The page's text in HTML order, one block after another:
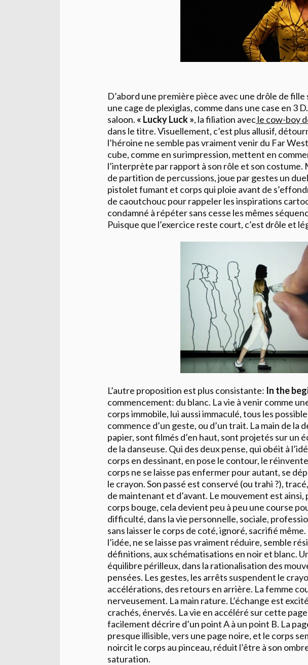
D’abord une première pièce avec une drôle de fille
une cage de plexiglas, comme dans une case en 3
saloon. « Lucky Luck », la filiation avecle cow-boy
dans le titre. Visuellement, c’est plus allusif,
l’héroine ne semble pas vraiment venir du Far
cube, comme en surimpression, mettent en
l’interprète par rapport à son rôle et son costume.
de partition de percussions, joue par gestes un
pistolet fumant et corps qui ploie avant de
de caoutchouc pour rappeler les inspirations
condamné à répéter sans cesse les mêmes
Puisque que l’exercice reste court, c’est drôle et
L’autre proposition est plus consistante: In the
commencement: du blanc. La vie à venir comme
corps immobile, lui aussi immaculé, tous les
commence d’un geste, ou d’un trait. La main de la
papier, sont filmés d’en haut, sont projetés sur un
de la danseuse. Qui des deux pense, qui obéit à
corps en dessinant, en pose le contour, le
corps ne se laisse pas enfermer pour autant, se
le crayon. Son passé est conservé (ou trahi ?),
de maintenant et d’avant. Le mouvement est ainsi,
corps bouge, cela devient peu à peu une course
difficulté, dans la vie personnelle, sociale,
sans laisser le corps de coté, ignoré, sacrifié
l’idée, ne se laisse pas vraiment réduire, semble
définitions, aux schématisations en noir et blanc.
équilibre périlleux, dans la rationalisation des
pensées. Les gestes, les arrêts suspendent le
accélérations, des retours en arrière. La femme
nerveusement. La main rature. L’échange est
crachés, énervés. La vie en accéléré sur cette
facilement décrire d’un point A à un point B. La
presque illisible, vers une page noire, et le corps
noircit le corps au pinceau, réduit l’être à son
saturation.